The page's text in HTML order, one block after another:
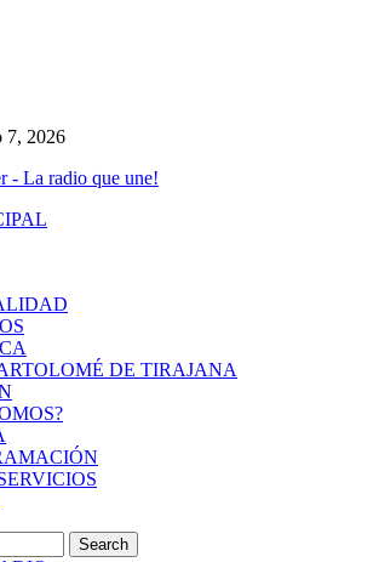
7, 2026
- La radio que une!
DE TIRAJANA